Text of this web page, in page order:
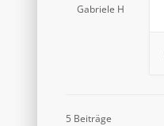
Gabriele H
5 Beiträge